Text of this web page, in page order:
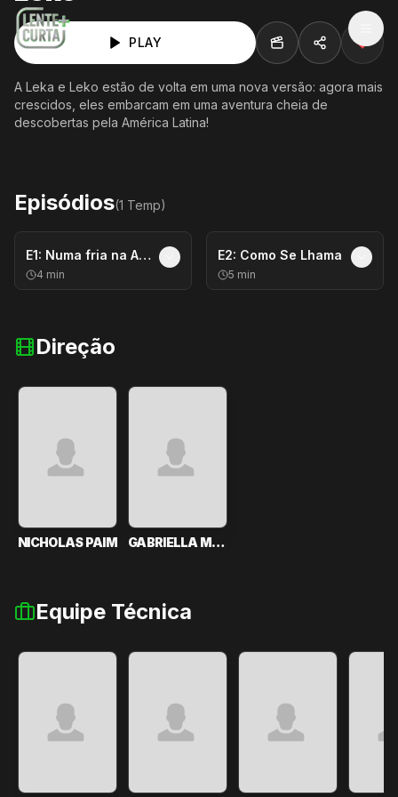
PLAY
A Leka e Leko estão de volta em uma nova versão: agora mais
crescidos, eles embarcam em uma aventura cheia de
descobertas pela América Latina!
Episódios(1 Temp)
E1: Numa fria na Argentina
4 min
E2: Como Se Lhama
5 min
Direção
NICHOLAS PAIM GABRIELLA MANCINI
Equipe Técnica